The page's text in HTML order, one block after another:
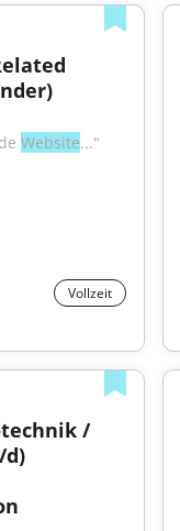
Website..."
Vollzeit
/
d)